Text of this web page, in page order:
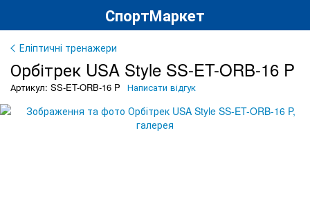
СпортМаркет
Еліптичні тренажери
Орбітрек USA Style SS-ET-ORB-16 P
Артикул: SS-ET-ORB-16 P Написати відгук